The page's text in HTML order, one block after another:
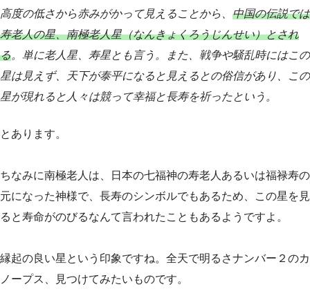
高度の低さから赤みがかって見えることから、 中国の伝説では
寿老人の星、南極老人星（なんきょくろうじんせい）とされ
る。単に老人星、寿星とも言う。また、戦争や騒乱時にはこの
星は見えず、天下が泰平になると見えるとの俗信があり、この
星が現れると人々は競って幸福と長寿を祈ったという。
とあります。
ちなみに南極老人は、日本の七福神の寿老人あるいは福禄寿の
元になった神様で、長寿のシンボルでもあるため、この星を見
ると寿命がのびるなんて言われたこともあるようですよ。
縁起の良い星という印象ですね。全天で明るさナンバー２のカ
ノープス、見つけてみたいものです。